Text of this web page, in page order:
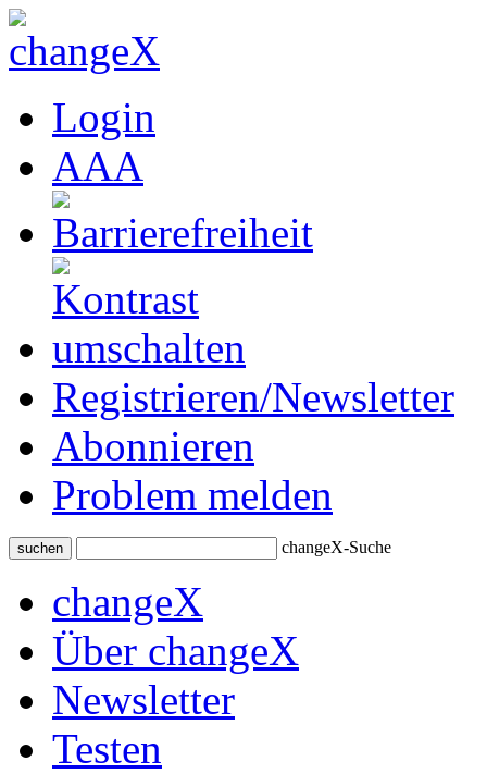
Login
AAA
Registrieren/Newsletter
Abonnieren
Problem melden
suchen changeX-Suche
changeX
Über changeX
Newsletter
Testen